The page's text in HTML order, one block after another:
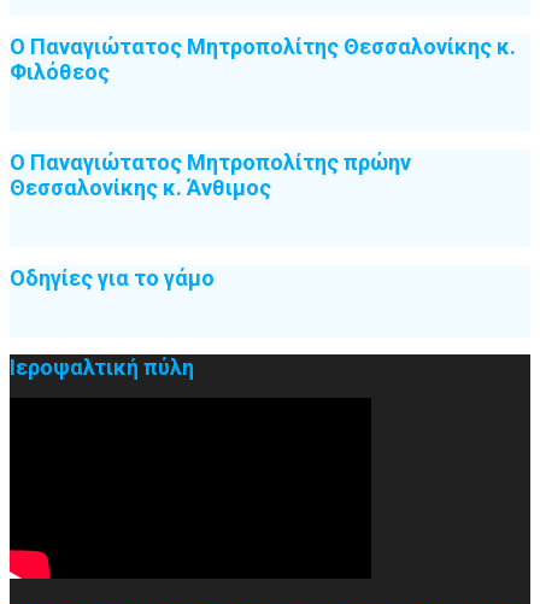
Ο Παναγιώτατος Μητροπολίτης Θεσσαλονίκης κ.
Φιλόθεος
Ο Παναγιώτατος Μητροπολίτης πρώην
Θεσσαλονίκης κ. Άνθιμος
Οδηγίες για το γάμο
Ιεροψαλτική πύλη